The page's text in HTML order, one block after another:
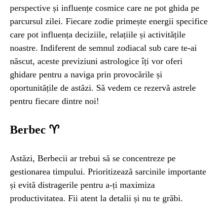
perspective și influențe cosmice care ne pot ghida pe
parcursul zilei. Fiecare zodie primește energii specifice
care pot influența deciziile, relațiile și activitățile
noastre. Indiferent de semnul zodiacal sub care te-ai
născut, aceste previziuni astrologice îți vor oferi
ghidare pentru a naviga prin provocările și
oportunitățile de astăzi. Să vedem ce rezervă astrele
pentru fiecare dintre noi!
Berbec ♈
Astăzi, Berbecii ar trebui să se concentreze pe
gestionarea timpului. Prioritizează sarcinile importante
și evită distragerile pentru a-ți maximiza
productivitatea. Fii atent la detalii și nu te grăbi.
UNCATEGORIZED 1 year ago
Barajul Trei Defileuri a Încetinit Rotația
Pământului: Mit sau Realitate?
Seriale turcesti:Top 5 cele mai bune seriale
Espressor paduri Senseo blocat?Afla cum îl
poti debloca